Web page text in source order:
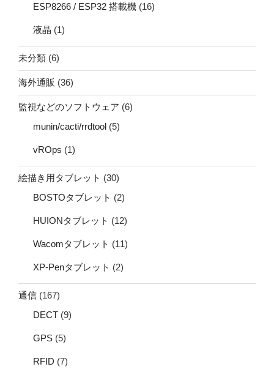
ESP8266 / ESP32 搭載機 (16)
液晶 (1)
未分類 (6)
海外通販 (36)
監視などのソフトウェア (6)
munin/cacti/rrdtool (5)
vROps (1)
絵描き用タブレット (30)
BOSTOタブレット (2)
HUIONタブレット (12)
Wacomタブレット (11)
XP-Penタブレット (2)
通信 (167)
DECT (9)
GPS (5)
RFID (7)